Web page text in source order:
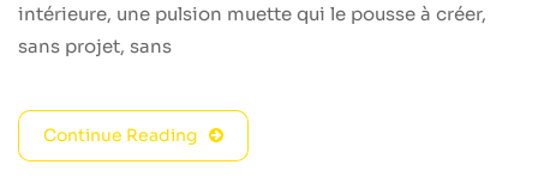
intérieure, une pulsion muette qui le pousse à créer,
sans projet, sans
Continue Reading